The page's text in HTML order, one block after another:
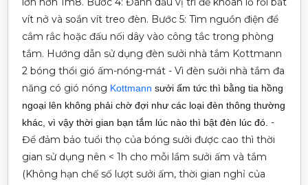
vít nở và soắn vít treo đèn. Bước 5: Tìm nguồn điện để
cắm rắc hoặc đấu nối dây vào công tắc trong phòng
tắm. Hướng dẫn sử dụng đèn sưởi nhà tắm Kottmann
2 bóng thổi gió ấm-nóng-mát - Vì đèn sưởi nhà tắm đa
năng có gió nóng Kottmann sưởi ấm tức thì bằng tia hồng
ngoại lên không phải chờ đợi như các loại đèn thông thường
khác, vì vậy thời gian bạn tắm lúc nào thì bật đèn lúc đó. -
Để đảm bảo tuổi thọ của bóng sưởi được cao thì thời
gian sử dụng nên < 1h cho mỗi lầm sưởi ấm và tắm
(Không hạn chế số lượt sưởi ấm, thời gian nghỉ của